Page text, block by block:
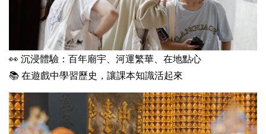
👀 沉浸體驗：百年廟宇、河運繁華、在地點心
📚 在遊戲中學習歷史，讓課本知識活起來